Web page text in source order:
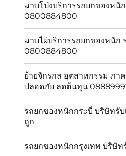
มาบโป่งบริการรถยกของหนั
0800884800
มาบไผ่บริการรถยกของหนัก
0800884800
ย้ายจักรกล อุตสาหกรรม ภา
ปลอดภัย ลดต้นทุน
รถยกของหนักกระบี่ บริษัทรั
ถูก
รถยกของหนักกรุงเทพ บริษั